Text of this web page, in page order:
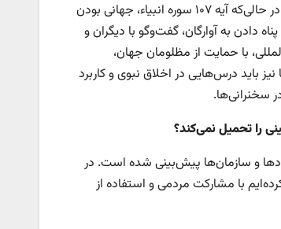
بسیاری از جوامع اسلامی این مفهوم را به معنای رحمت محدود به مسلمانان برداشت کرده‌اند، در حالی‌که آیه ۱۰۷ سوره انبیاء، جهانی بودن
دادن به آوارگان، گفت‌وگو با دیگران و
با حمایت از مظلومان جهان،
باید درس‌هایی در اخلاق نبوی و کاربرد
سخنرانی‌ها.
را تحمیل نمی‌کند؟
و سازمان‌ها پیش‌بینی شده است. در
با مشارکت مردمی و استفاده از